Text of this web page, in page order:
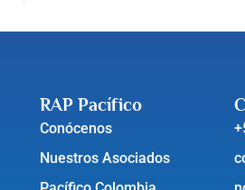
RAP Pacífico
Conócenos
Nuestros Asociados